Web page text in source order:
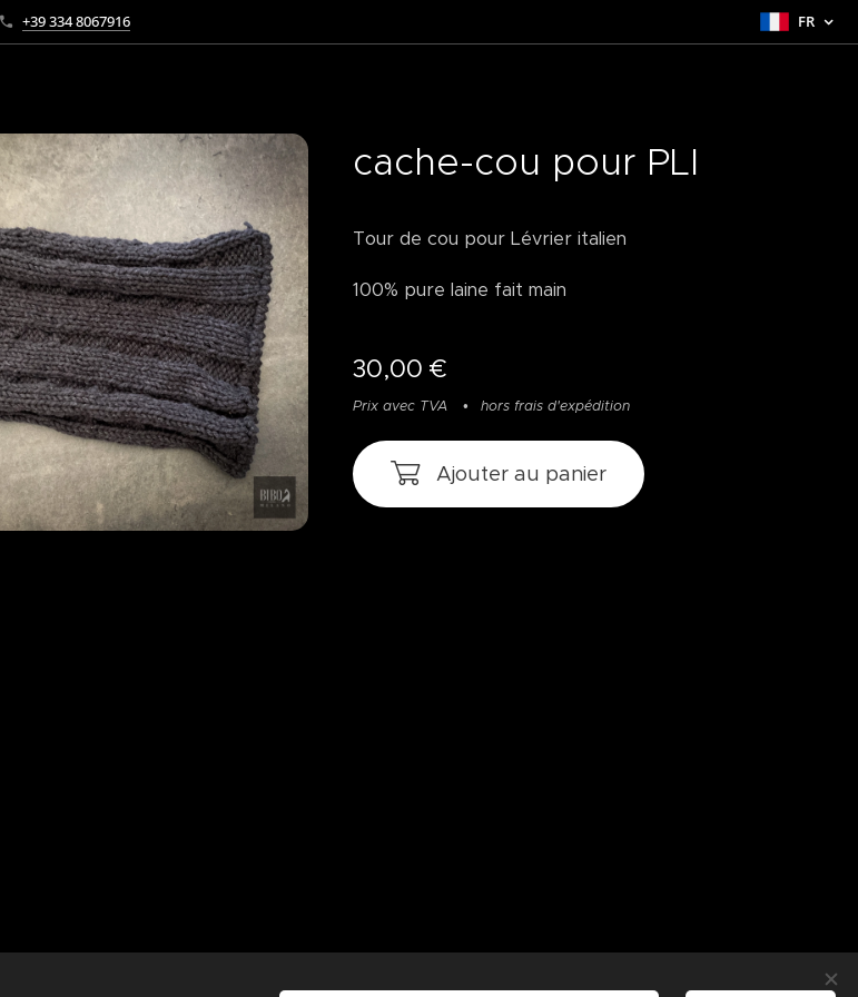
+39 334 8067916 FR
cache-cou pour PLI
Tour de cou pour Lévrier italien
100% pure laine fait main
30,00 €
Prix avec TVA hors frais d'expédition
Ajouter au panier